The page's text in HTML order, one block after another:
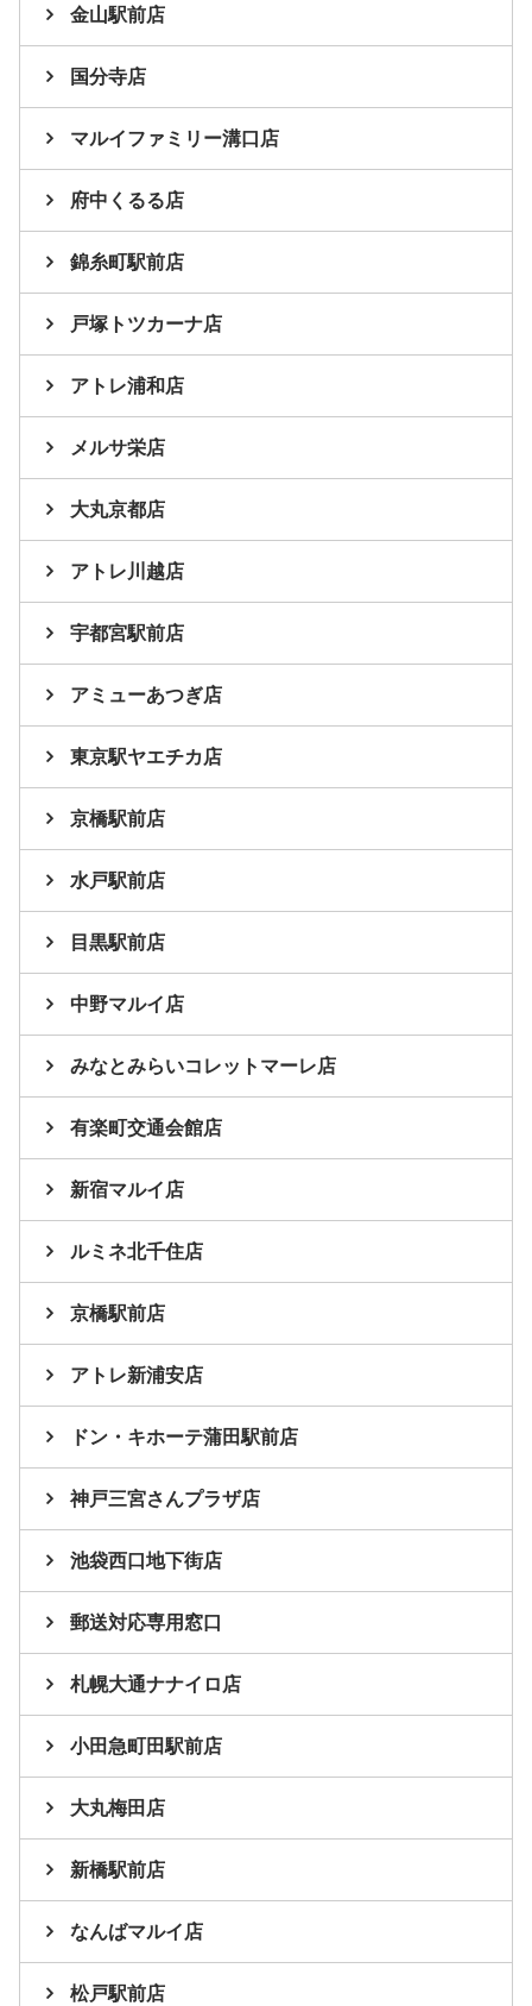
金山駅前店
国分寺店
マルイファミリー溝口店
府中くるる店
錦糸町駅前店
戸塚トツカーナ店
アトレ浦和店
メルサ栄店
大丸京都店
アトレ川越店
宇都宮駅前店
アミューあつぎ店
東京駅ヤエチカ店
京橋駅前店
水戸駅前店
目黒駅前店
中野マルイ店
みなとみらいコレットマーレ店
有楽町交通会館店
新宿マルイ店
ルミネ北千住店
京橋駅前店
アトレ新浦安店
ドン・キホーテ蒲田駅前店
神戸三宮さんプラザ店
池袋西口地下街店
郵送対応専用窓口
札幌大通ナナイロ店
小田急町田駅前店
大丸梅田店
新橋駅前店
なんばマルイ店
松戸駅前店